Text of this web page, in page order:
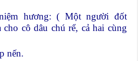
hương: ( Một người đốt
cho cô dâu chú rể, cả hai cùng
nến.